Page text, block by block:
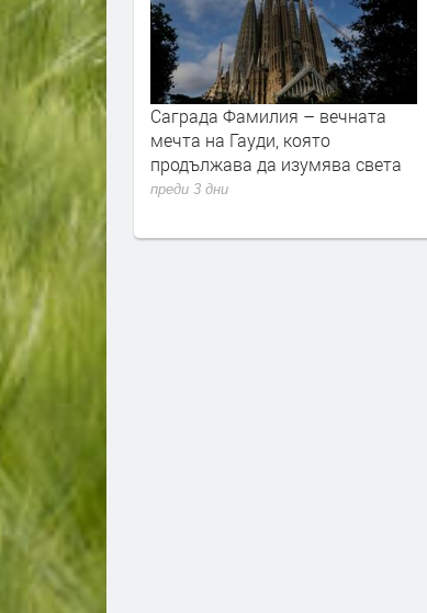
и
Саграда Фамилия – вечната
мечта на Гауди, която
продължава да изумява света
преди 3 дни